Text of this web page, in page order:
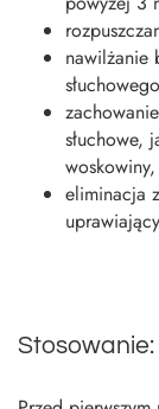
nawilżanie
słuchowe,
woskowiny,
eliminacja
Stosowanie: